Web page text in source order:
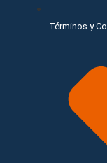
Términos y